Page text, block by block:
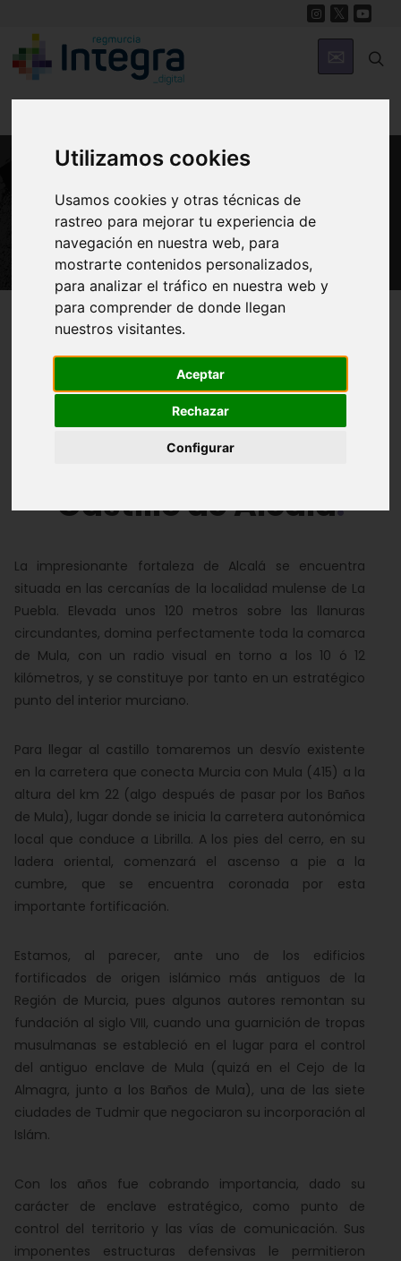
Utilizamos cookies
Usamos cookies y otras técnicas de
rastreo para mejorar tu experiencia de
navegación en nuestra web, para
mostrarte contenidos personalizados,
para analizar el tráfico en nuestra web y
para comprender de donde llegan
nuestros visitantes.
Aceptar
Rechazar
Configurar
PATRIMONIO
Castillo de Alcalá
Región de Murcia Digital Patrimonio Militar
Introducción Arquitectura Historia
Castillo de Alcalá
La impresionante fortaleza de Alcalá se encuentra
situada en las cercanías de la localidad mulense de La
Puebla. Elevada unos 120 metros sobre las llanuras
circundantes, domina perfectamente toda la comarca
de Mula, con un radio visual en torno a los 10 ó 12
kilómetros, y se constituye por tanto en un estratégico
punto del interior murciano.
Para llegar al castillo tomaremos un desvío existente
en la carretera que conecta Murcia con Mula (415) a la
altura del km 22 (algo después de pasar por los Baños
de Mula), lugar donde se inicia la carretera autonómica
local que conduce a Librilla. A los pies del cerro, en su
ladera oriental, comenzará el ascenso a pie a la
cumbre, que se encuentra coronada por esta
importante fortificación.
Estamos, al parecer, ante uno de los edificios
fortificados de origen islámico más antiguos de la
Región de Murcia, pues algunos autores remontan su
fundación al siglo VIII, cuando una guarnición de tropas
musulmanas se estableció en el lugar para el control
del antiguo enclave de Mula (quizá en el Cejo de la
Almagra, junto a los Baños de Mula), una de las siete
ciudades de Tudmir que negociaron su incorporación al
Islám.
Con los años fue cobrando importancia, dado su
carácter de enclave estratégico, como punto de
control del territorio y las vías de comunicación. Sus
imponentes estructuras defensivas le permitieron